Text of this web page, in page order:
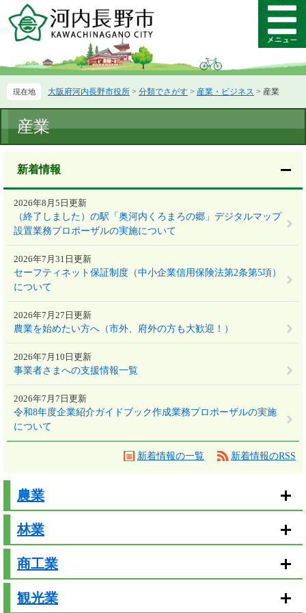
ー
先
す。
ニ
を
し
メ
ニ
ー
大阪府河内長野市役所 > 分類でさがす > 産業・ビジネス > 産業
文
産業
新着情報
（終了しました）の駅「奥河内くろまろの郷」デジタルマップ
設置業務プロポーザルの実施について
2026年8月5日更新
セーフティネット保証制度（中小企業信用保険法第2条第5項）
について
2026年7月31日更新
農業を始めたい方へ（市外、府外の方も大歓迎！）
2026年7月27日更新
事業者さまへの支援情報一覧
2026年7月10日更新
令和8年度企業紹介ガイドブック作成業務プロポーザルの実施
について
2026年7月7日更新
新着情報の一覧 新着情報のRSS
農業
林業
商工業
観光業